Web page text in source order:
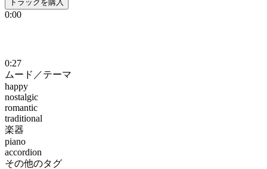
トラックを購入
0:00
0:27
ムード／テーマ
happy
nostalgic
romantic
traditional
楽器
piano
accordion
その他のタグ